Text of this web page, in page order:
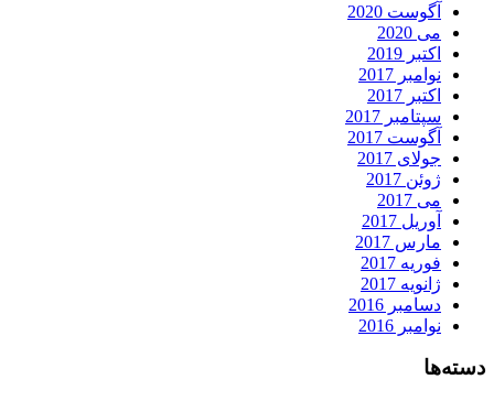
آگوست 2020
می 2020
اکتبر 2019
نوامبر 2017
اکتبر 2017
سپتامبر 2017
آگوست 2017
جولای 2017
ژوئن 2017
می 2017
آوریل 2017
مارس 2017
فوریه 2017
ژانویه 2017
دسامبر 2016
نوامبر 2016
دسته‌ها